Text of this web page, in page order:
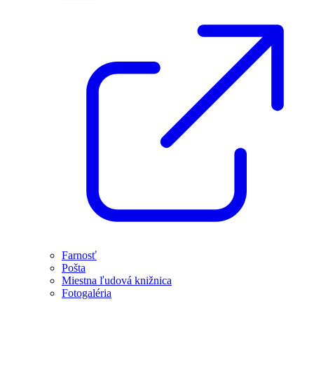
Farnosť
Pošta
Miestna ľudová knižnica
Fotogaléria